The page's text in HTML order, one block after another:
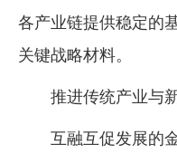
各产业链提供稳定的
关键战略材料。
推进传统产业与
互融互促发展的